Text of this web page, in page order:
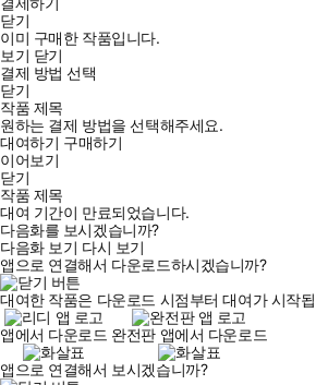
닫기
이미 구매한 작품입니다.
보기 닫기
결제 방법 선택
닫기
작품 제목
원하는 결제 방법을 선택해주세요.
대여하기 구매하기
이어보기
닫기
작품 제목
대여 기간이 만료되었습니다.
다음화를 보시겠습니까?
다음화 보기 다시 보기
앱으로 연결해서 다운로드하시겠습니까?
대여한 작품은 다운로드 시점부터 대여가 시작
앱에서 다운로드 완전판 앱에서 다운로드
앱으로 연결해서 보시겠습니까?